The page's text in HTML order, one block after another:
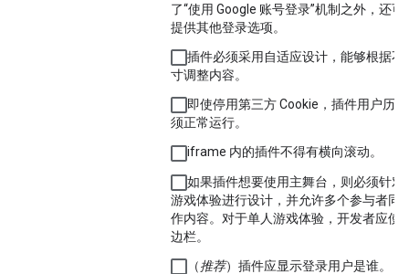
了“使用 Google 账号登录”机制之外，还可
提供其他登录选项。
插件必须采用自适应设计，能够根据不
寸调整内容。
即使停用第三方 Cookie，插件用户历
须正常运行。
iframe 内的插件不得有横向滚动。
如果插件想要使用主舞台，则必须针对
游戏体验进行设计，并允许多个参与者同
作内容。对于单人游戏体验，开发者应使
边栏。
（推荐）插件应显示登录用户是谁。